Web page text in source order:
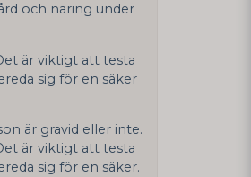
och näring under
är viktigt att testa
sig för en säker
är gravid eller inte.
är viktigt att testa
sig för en säker.